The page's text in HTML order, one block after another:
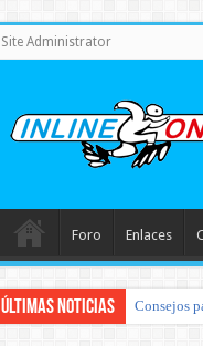
Site Administrator
Foro Enlaces
Últimas noticias Consejos